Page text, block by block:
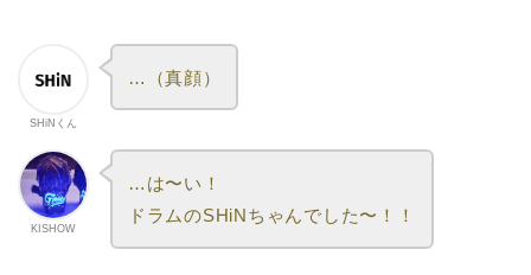
SHiNくん
…（真顔）
KISHOW
…は〜い！
ドラムのSHiNちゃんでした〜！！